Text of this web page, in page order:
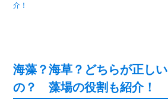
介！
海藻？海草？どちらが正し
の？ 藻場の役割も紹介！